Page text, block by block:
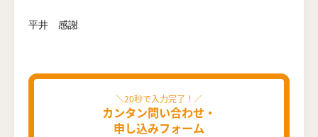
平井 感謝
カンタン問い合わせ・
申し込みフォーム